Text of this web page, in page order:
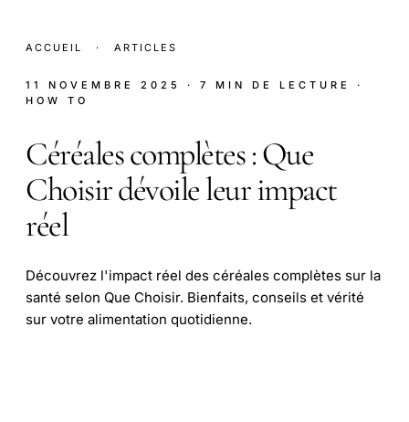
ACCUEIL · ARTICLES
11 NOVEMBRE 2025 · 7 MIN DE LECTURE
·
HOW TO
Céréales complètes : Que
Choisir dévoile leur impact
réel
Découvrez l'impact réel des céréales complètes sur la
santé selon Que Choisir. Bienfaits, conseils et vérité
sur votre alimentation quotidienne.